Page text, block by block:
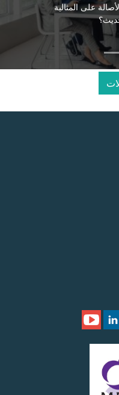
على المثالية